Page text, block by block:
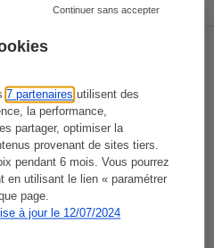
7 partenaires utilisent des
la performance,
partager, optimiser la
provenant de sites tiers.
pendant 6 mois. Vous pourrez
en utilisant le lien « paramétrer
page.
à jour le 12/07/2024
Continuer sans accepter
et machines à